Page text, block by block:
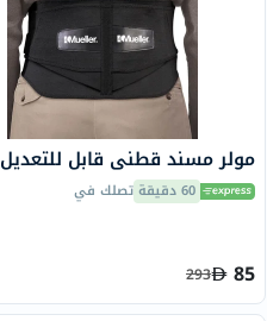
فيتامين
فيتامين
فيتامين
مولر مسند قطني قابل للتعديل 6721
60 دقيقة تصلك في
85
293